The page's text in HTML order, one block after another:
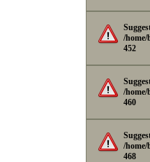
/
452
/
460
/
468